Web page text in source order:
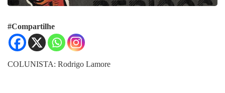
#Compartilhe
COLUNISTA: Rodrigo Lamore